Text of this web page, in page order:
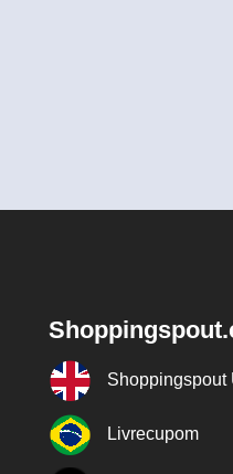
Shoppingspout
Livrecupom